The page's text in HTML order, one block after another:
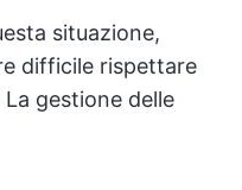
situazione,
difficile rispettare
gestione delle